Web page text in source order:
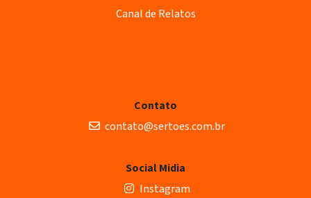
Canal de Relatos
Contato
contato@sertoes.com.br
Social Midia
Instagram